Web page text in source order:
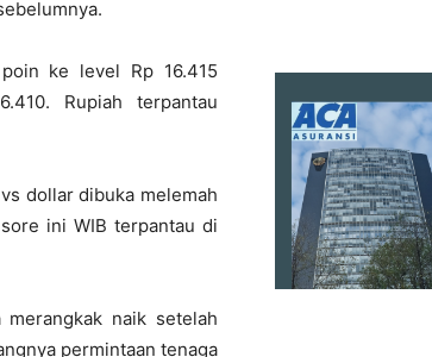
ke level Rp 16.415
Rupiah terpantau
dollar dibuka melemah
ini WIB terpantau di
naik setelah
permintaan tenaga